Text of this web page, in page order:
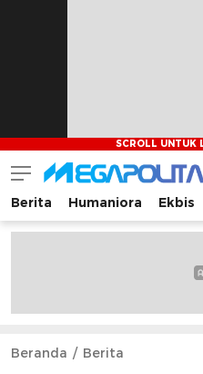
Megapolitan.co
Menyajikan berita-
Berita Humaniora Ekbis
Beranda Berita